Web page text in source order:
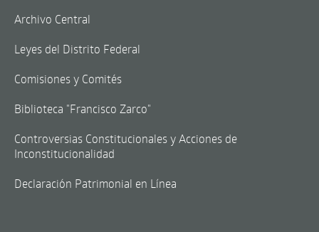
Archivo Central
Leyes del Distrito Federal
Comisiones y Comités
Biblioteca "Francisco Zarco"
Controversias Constitucionales y Acciones de
Inconstitucionalidad
Declaración Patrimonial en Línea